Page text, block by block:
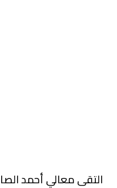
التقى معالي أحمد